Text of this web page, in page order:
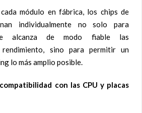
módulo en fábrica, los chips de
individualmente no solo para
alcanza de modo fiable las
rendimiento, sino para permitir un
lo más amplio posible.
con las CPU y placas